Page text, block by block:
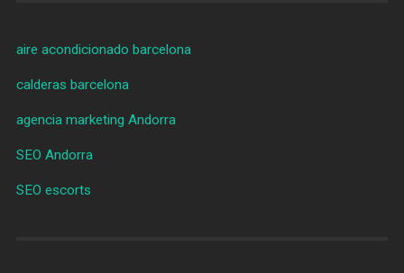
aire acondicionado barcelona
calderas barcelona
agencia marketing Andorra
SEO Andorra
SEO escorts